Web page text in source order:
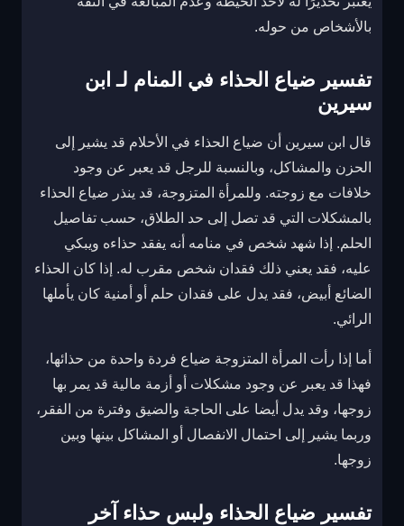
بالأشخاص من حوله.
تفسير ضياع الحذاء في المنام لـ ابن
سيرين
قال ابن سيرين أن ضياع الحذاء في الأحلام قد يشير إلى
الحزن والمشاكل، وبالنسبة للرجل قد يعبر عن وجود
خلافات مع زوجته. وللمرأة المتزوجة، قد ينذر ضياع الحذاء
بالمشكلات التي قد تصل إلى حد الطلاق، حسب تفاصيل
الحلم. إذا شهد شخص في منامه أنه يفقد حذاءه ويبكي
عليه، فقد يعني ذلك فقدان شخص مقرب له. إذا كان الحذاء
الضائع أبيض، فقد يدل على فقدان حلم أو أمنية كان يأملها
الرائي.
أما إذا رأت المرأة المتزوجة ضياع فردة واحدة من حذائها،
فهذا قد يعبر عن وجود مشكلات أو أزمة مالية قد يمر بها
زوجها، وقد يدل أيضا على الحاجة والضيق وفترة من الفقر،
وربما يشير إلى احتمال الانفصال أو المشاكل بينها وبين
زوجها.
تفسير ضياع الحذاء ولبس حذاء آخر